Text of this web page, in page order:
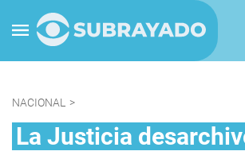
NACIONAL >
La Justicia